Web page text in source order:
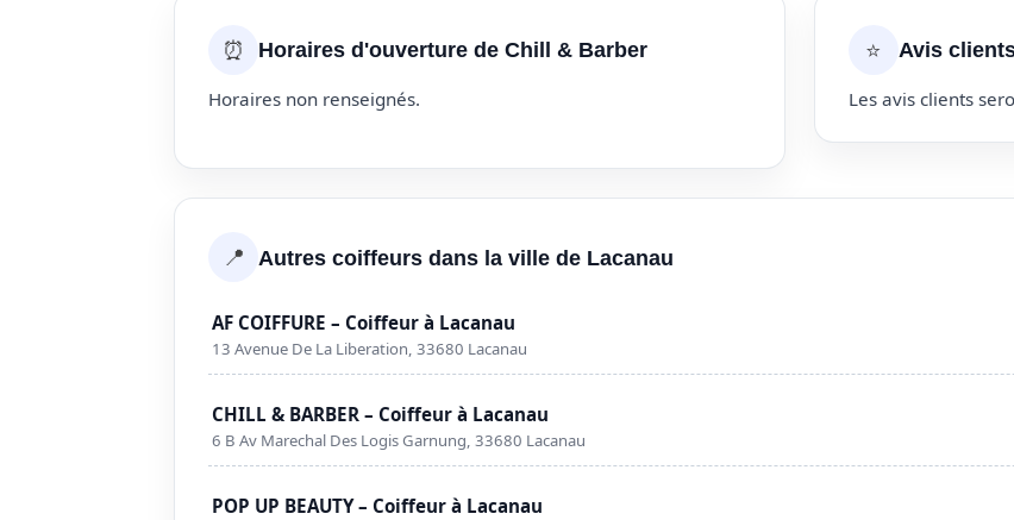
⏰ Horaires d'ouverture de Chill & Barber
Horaires non renseignés.
⭐ Avis
Les avis clients
📍 Autres coiffeurs dans la ville de Lacanau
AF COIFFURE – Coiffeur à Lacanau
13 Avenue De La Liberation, 33680 Lacanau
CHILL & BARBER – Coiffeur à Lacanau
6 B Av Marechal Des Logis Garnung, 33680 Lacanau
POP UP BEAUTY – Coiffeur à Lacanau